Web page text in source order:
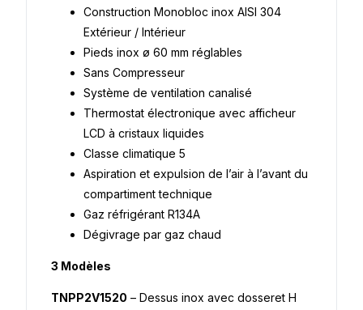
Construction Monobloc inox AISI 304
Extérieur / Intérieur
Pieds inox ø 60 mm réglables
Sans Compresseur
Système de ventilation canalisé
Thermostat électronique avec afficheur
LCD à cristaux liquides
Classe climatique 5
Aspiration et expulsion de l’air à l’avant du
compartiment technique
Gaz réfrigérant R134A
Dégivrage par gaz chaud
3 Modèles
TNPP2V1520 – Dessus inox avec dosseret H